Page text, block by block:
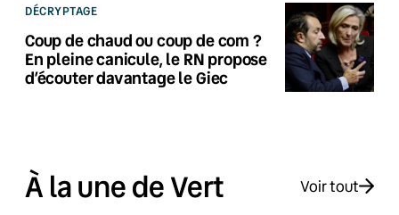
DÉCRYPTAGE
Coup de chaud ou coup de com ?
En pleine canicule, le RN propose
d’écouter davantage le Giec
À la une de Vert Voir tout